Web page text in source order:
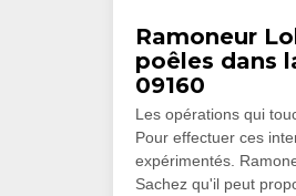
Ramoneur
poêles dans
09160
Les opérations qui
Pour effectuer ces
expérimentés.
Sachez qu'il peut